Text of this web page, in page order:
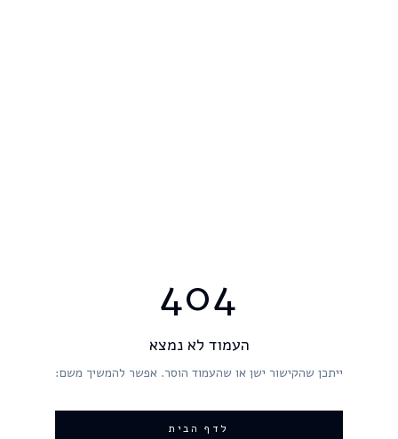
404
העמוד לא נמצא
ייתכן שהקישור ישן או שהעמוד הוסר. אפשר להמשיך משם:
לדף הבית